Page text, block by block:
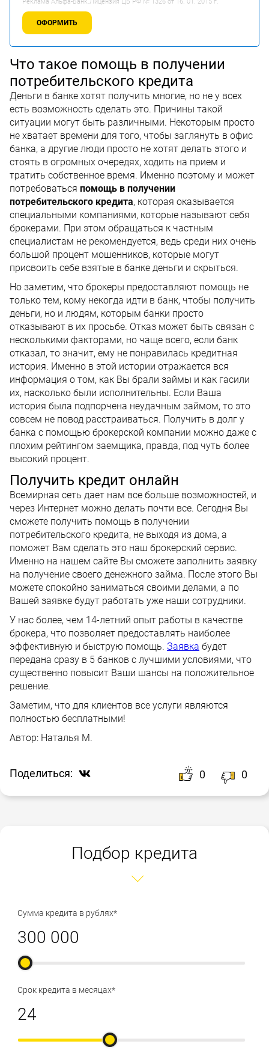
ОФОРМИТЬ
Что такое помощь в получении
потребительского кредита
Деньги в банке хотят получить многие, но не у всех
есть возможность сделать это. Причины такой
ситуации могут быть различными. Некоторым просто
не хватает времени для того, чтобы заглянуть в офис
банка, а другие люди просто не хотят делать этого и
стоять в огромных очередях, ходить на прием и
тратить собственное время. Именно поэтому и может
потребоваться помощь в получении
потребительского кредита, которая оказывается
специальными компаниями, которые называют себя
брокерами. При этом обращаться к частным
специалистам не рекомендуется, ведь среди них очень
большой процент мошенников, которые могут
присвоить себе взятые в банке деньги и скрыться.
Но заметим, что брокеры предоставляют помощь не
только тем, кому некогда идти в банк, чтобы получить
деньги, но и людям, которым банки просто
отказывают в их просьбе. Отказ может быть связан с
несколькими факторами, но чаще всего, если банк
отказал, то значит, ему не понравилась кредитная
история. Именно в этой истории отражается вся
информация о том, как Вы брали займы и как гасили
их, насколько были исполнительны. Если Ваша
история была подпорчена неудачным займом, то это
совсем не повод расстраиваться. Получить в долг у
банка с помощью брокерской компании можно даже с
плохим рейтингом заемщика, правда, под чуть более
высокий процент.
Получить кредит онлайн
Всемирная сеть дает нам все больше возможностей, и
через Интернет можно делать почти все. Сегодня Вы
сможете получить помощь в получении
потребительского кредита, не выходя из дома, а
поможет Вам сделать это наш брокерский сервис.
Именно на нашем сайте Вы сможете заполнить заявку
на получение своего денежного займа. После этого Вы
можете спокойно заниматься своими делами, а по
Вашей заявке будут работать уже наши сотрудники.
У нас более, чем 14-летний опыт работы в качестве
брокера, что позволяет предоставлять наиболее
эффективную и быструю помощь. Заявка будет
передана сразу в 5 банков с лучшими условиями, что
существенно повысит Ваши шансы на положительное
решение.
Заметим, что для клиентов все услуги являются
полностью бесплатными!
Автор: Наталья М.
Поделиться: 0 0
Подбор кредита
Сумма кредита в рублях*
Срок кредита в месяцах*